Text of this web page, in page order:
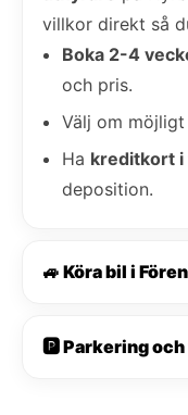
villkor direkt så
Boka 2-4
och pris.
Välj om möjligt
Ha kreditkort i
deposition.
🚙 Köra bil i
🅿️ Parkering